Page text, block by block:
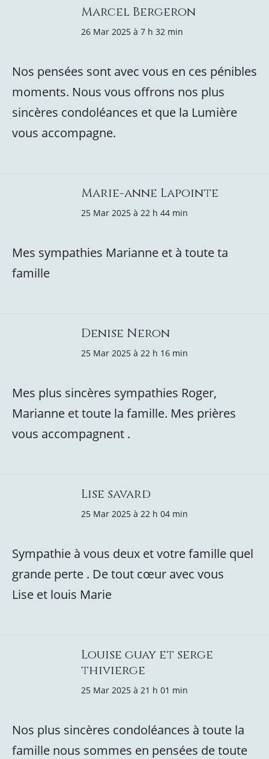
Marcel Bergeron
26 Mar 2025 à 7 h 32 min
Nos pensées sont avec vous en ces pénibles
moments. Nous vous offrons nos plus
sincères condoléances et que la Lumière
vous accompagne.
Marie-anne Lapointe
25 Mar 2025 à 22 h 44 min
Mes sympathies Marianne et à toute ta
famille
Denise Neron
25 Mar 2025 à 22 h 16 min
Mes plus sincères sympathies Roger,
Marianne et toute la famille. Mes prières
vous accompagnent .
Lise savard
25 Mar 2025 à 22 h 04 min
Sympathie à vous deux et votre famille quel
grande perte . De tout cœur avec vous
Lise et louis Marie
Louise guay et serge
thivierge
25 Mar 2025 à 21 h 01 min
Nos plus sincères condoléances à toute la
famille nous sommes en pensées de toute